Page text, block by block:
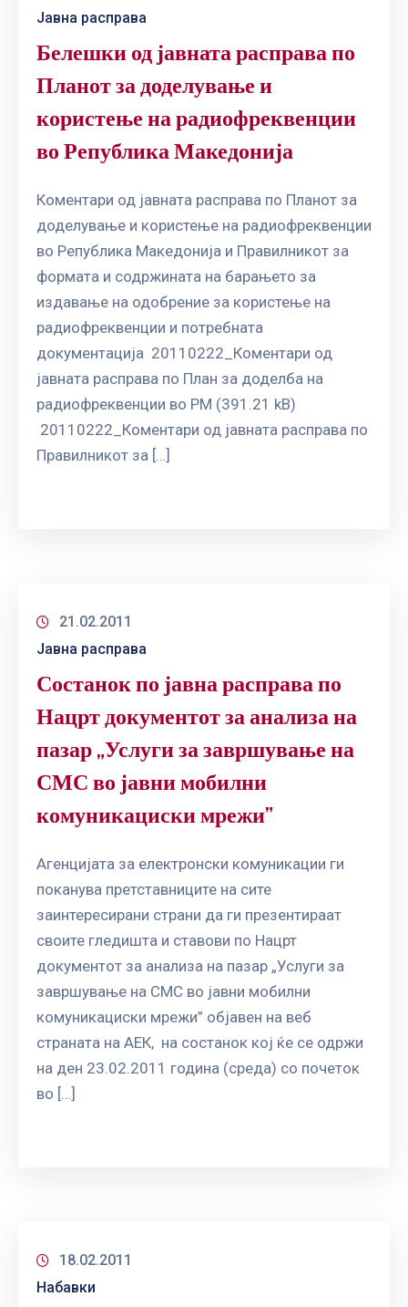
Јавна расправа
Белешки од јавната расправа по
Планот за доделување и
користење на радиофреквенции
во Република Македонија
Коментари од јавната расправа по Планот за
доделување и користење на радиофреквенции
во Република Македонија и Правилникот за
формата и содржината на барањето за
издавање на одобрение за користење на
радиофреквенции и потребната
документација 20110222_Коментари од
јавната расправа по План за доделба на
радиофреквенции во РМ (391.21 kB)
20110222_Коментари од јавната расправа по
Правилникот за […]
21.02.2011
Јавна расправа
Состанок по јавна расправа по
Нацрт документот за анализа на
пазар „Услуги за завршување на
СМС во јавни мобилни
комуникациски мрежи”
Aгенцијата за електронски комуникации ги
поканува претставниците на сите
заинтересирани страни да ги презентираат
своите гледишта и ставови по Нацрт
документот за анализа на пазар „Услуги за
завршување на СМС во јавни мобилни
комуникациски мрежи” објавен на веб
страната на АЕК, на состанок кој ќе се одржи
на ден 23.02.2011 година (среда) со почеток
во […]
18.02.2011
Набавки